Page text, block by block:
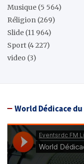
Musique (5 564)
Réligion (269)
Slide (11 964)
Sport (4 227)
video (3)
World Dédicace